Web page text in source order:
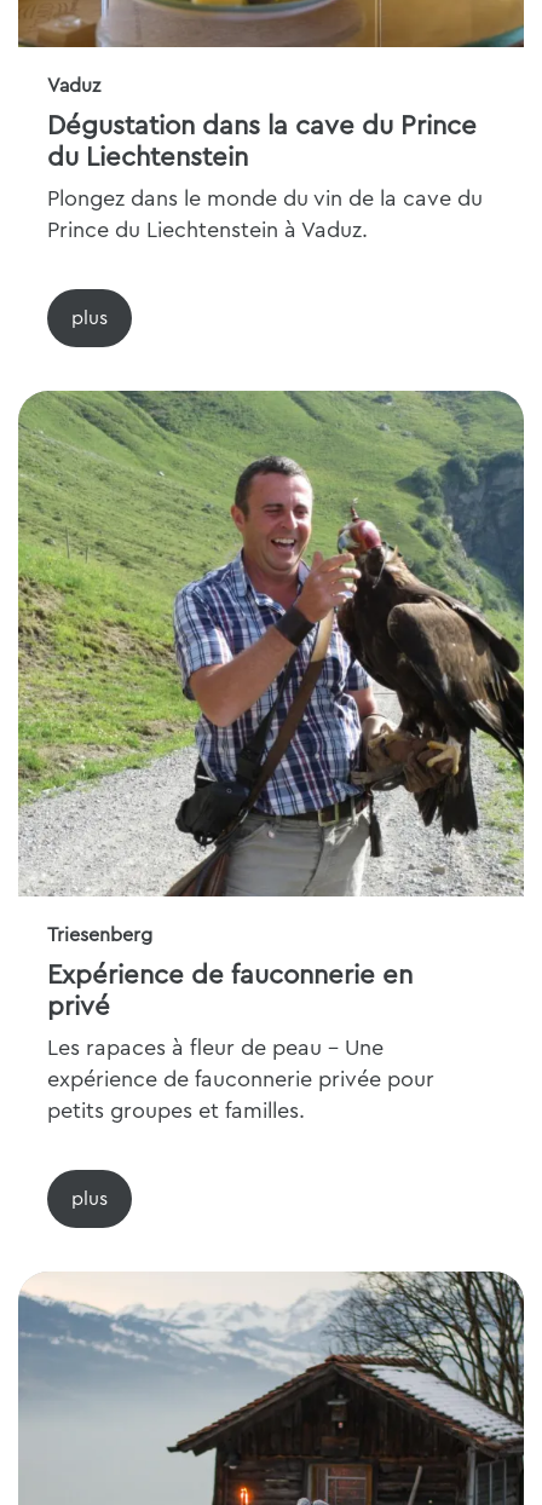
Vaduz
Dégustation dans la cave du Prince
du Liechtenstein
Plongez dans le monde du vin de la cave du
Prince du Liechtenstein à Vaduz.
Triesenberg
Expérience de fauconnerie en
privé
Les rapaces à fleur de peau - Une
expérience de fauconnerie privée pour
petits groupes et familles.